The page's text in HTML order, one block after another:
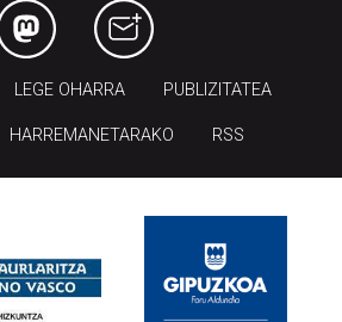
LEGE OHARRA PUBLIZITATEA
HARREMANETARAKO RSS